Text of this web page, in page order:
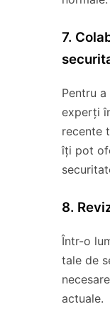
7.
Pentru
experți
recente
îți pot
8.
Într-o
tale de
actuale.